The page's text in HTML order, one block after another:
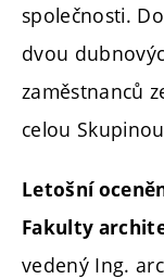
společnosti.
dvou
zaměstnanců
celou
Letošní
Fakulty
vedený Ing.